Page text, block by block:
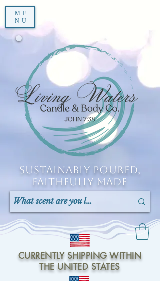
ME
NU
Sustainably Poured,
Faithfully Made
CURRENTLY SHIPPING WITHIN
THE UNITED STATES